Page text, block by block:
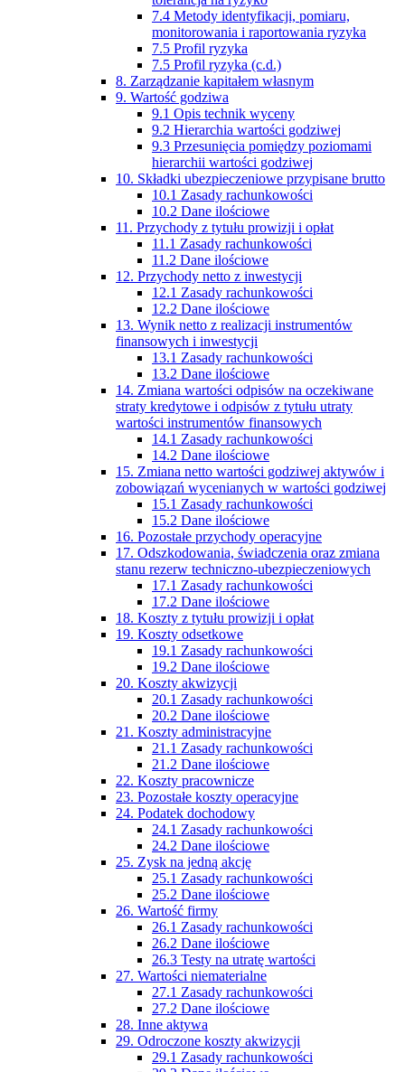
7.4 Metody identyfikacji, pomiaru,
monitorowania i raportowania ryzyka
7.5 Profil ryzyka
7.5 Profil ryzyka (c.d.)
8. Zarządzanie kapitałem własnym
9. Wartość godziwa
9.1 Opis technik wyceny
9.2 Hierarchia wartości godziwej
9.3 Przesunięcia pomiędzy poziomami
hierarchii wartości godziwej
10. Składki ubezpieczeniowe przypisane brutto
10.1 Zasady rachunkowości
10.2 Dane ilościowe
11. Przychody z tytułu prowizji i opłat
11.1 Zasady rachunkowości
11.2 Dane ilościowe
12. Przychody netto z inwestycji
12.1 Zasady rachunkowości
12.2 Dane ilościowe
13. Wynik netto z realizacji instrumentów
finansowych i inwestycji
13.1 Zasady rachunkowości
13.2 Dane ilościowe
14. Zmiana wartości odpisów na oczekiwane
straty kredytowe i odpisów z tytułu utraty
wartości instrumentów finansowych
14.1 Zasady rachunkowości
14.2 Dane ilościowe
15. Zmiana netto wartości godziwej aktywów i
zobowiązań wycenianych w wartości godziwej
15.1 Zasady rachunkowości
15.2 Dane ilościowe
16. Pozostałe przychody operacyjne
17. Odszkodowania, świadczenia oraz zmiana
stanu rezerw techniczno-ubezpieczeniowych
17.1 Zasady rachunkowości
17.2 Dane ilościowe
18. Koszty z tytułu prowizji i opłat
19. Koszty odsetkowe
19.1 Zasady rachunkowości
19.2 Dane ilościowe
20. Koszty akwizycji
20.1 Zasady rachunkowości
20.2 Dane ilościowe
21. Koszty administracyjne
21.1 Zasady rachunkowości
21.2 Dane ilościowe
22. Koszty pracownicze
23. Pozostałe koszty operacyjne
24. Podatek dochodowy
24.1 Zasady rachunkowości
24.2 Dane ilościowe
25. Zysk na jedną akcję
25.1 Zasady rachunkowości
25.2 Dane ilościowe
26. Wartość firmy
26.1 Zasady rachunkowości
26.2 Dane ilościowe
26.3 Testy na utratę wartości
27. Wartości niematerialne
27.1 Zasady rachunkowości
27.2 Dane ilościowe
28. Inne aktywa
29. Odroczone koszty akwizycji
29.1 Zasady rachunkowości